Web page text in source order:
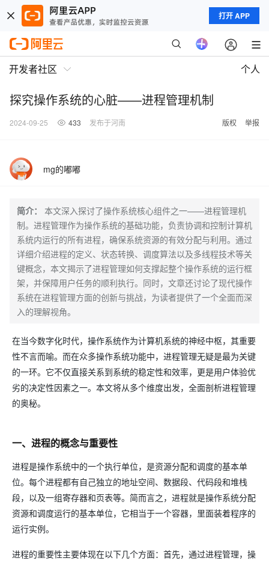
打开 APP
开发者社区 个人
探究操作系统的心脏——进程管理机制
2024-09-25 433 发布于河南 版权 举报
mg的嘟嘟
简介：
本文深入探讨了操作系统核心组件之一——进程管理机
制。进程管理作为操作系统的基础功能，负责协调和控制计算机
系统内运行的所有进程，确保系统资源的有效分配与利用。通过
详细介绍进程的定义、状态转换、调度算法以及多线程技术等关
键概念，本文揭示了进程管理如何支撑起整个操作系统的运行框
架，并保障用户任务的顺利执行。同时，文章还讨论了现代操作
系统在进程管理方面的创新与挑战，为读者提供了一个全面而深
入的理解视角。
在当今数字化时代，操作系统作为计算机系统的神经中枢，其重要
性不言而喻。而在众多操作系统功能中，进程管理无疑是最为关键
的一环。它不仅直接关系到系统的稳定性和效率，更是用户体验优
劣的决定性因素之一。本文将从多个维度出发，全面剖析进程管理
的奥秘。
一、进程的概念与重要性
进程是操作系统中的一个执行单位，是资源分配和调度的基本单
位。每个进程都有自己独立的地址空间、数据段、代码段和堆栈
段，以及一组寄存器和页表等。简而言之，进程就是操作系统分配
资源和调度运行的基本单位，它相当于一个容器，里面装着程序的
运行实例。
进程的重要性主要体现在以下几个方面：首先，通过进程管理，操